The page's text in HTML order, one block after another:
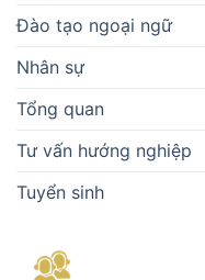
Đào tạo ngoại ngữ
Nhân sự
Tổng quan
Tư vấn hướng nghiệp
Tuyển sinh